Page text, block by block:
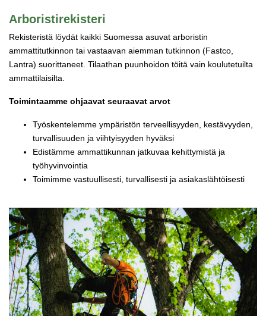
Arboristirekisteri
Rekisteristä löydät kaikki Suomessa asuvat arboristin
ammattitutkinnon tai vastaavan aiemman tutkinnon (Fastco,
Lantra) suorittaneet. Tilaathan puunhoidon töitä vain koulutetuilta
ammattilaisilta.
Toimintaamme ohjaavat seuraavat arvot
Työskentelemme ympäristön terveellisyyden, kestävyyden,
turvallisuuden ja viihtyisyyden hyväksi
Edistämme ammattikunnan jatkuvaa kehittymistä ja
työhyvinvointia
Toimimme vastuullisesti, turvallisesti ja asiakaslähtöisesti